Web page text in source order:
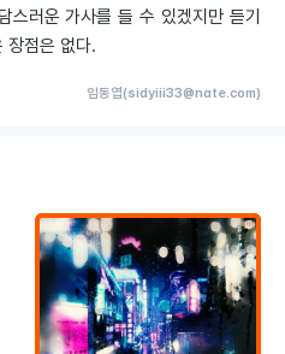
스러운 가사를 들 수 있겠지만 듣기
장점은 없다.
임동엽(sidyiii33@nate.com)